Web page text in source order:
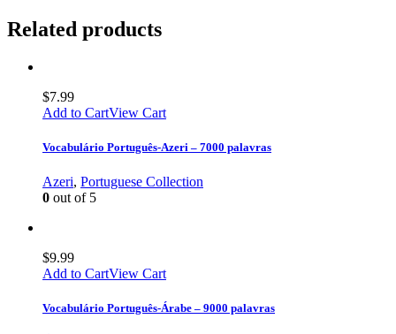
Related products
$7.99
Add to CartView Cart
Vocabulário Português-Azeri – 7000 palavras
Azeri, Portuguese Collection
0 out of 5
$9.99
Add to CartView Cart
Vocabulário Português-Árabe – 9000 palavras